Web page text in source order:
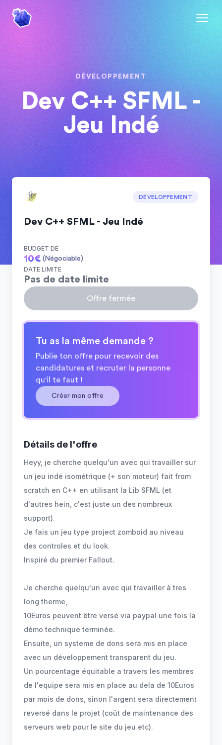
DÉVELOPPEMENT
Dev C++ SFML -
Jeu Indé
DÉVELOPPEMENT
Dev C++ SFML - Jeu Indé
BUDGET DE
10€ (Négociable)
DATE LIMITE
Pas de date limite
Offre fermée
Tu as la même demande ?
Publie ton offre pour recevoir des
candidatures et recruter la personne
qu'il te faut !
Créer mon offre
Détails de l'offre
Heyy, je cherche quelqu'un avec qui travailler sur
un jeu indé isométrique (+ son moteur) fait from
scratch en C++ en utilisant la Lib SFML (et
d'autres hein, c'est juste un des nombreux
support).
Je fais un jeu type project zomboid au niveau
des controles et du look.
Inspiré du premier Fallout.
Je cherche quelqu'un avec qui travailler à tres
long therme,
10Euros peuvent être versé via paypal une fois la
démo technique terminée.
Ensuite, un systeme de dons sera mis en place
avec un développement transparent du jeu.
Un pourcentage équitable a travers les membres
de l'equipe sera mis en place au dela de 10Euros
par mois de dons, sinon l'argent sera directement
reversé dans le projet (coût de maintenance des
serveurs web pour le site du jeu etc).